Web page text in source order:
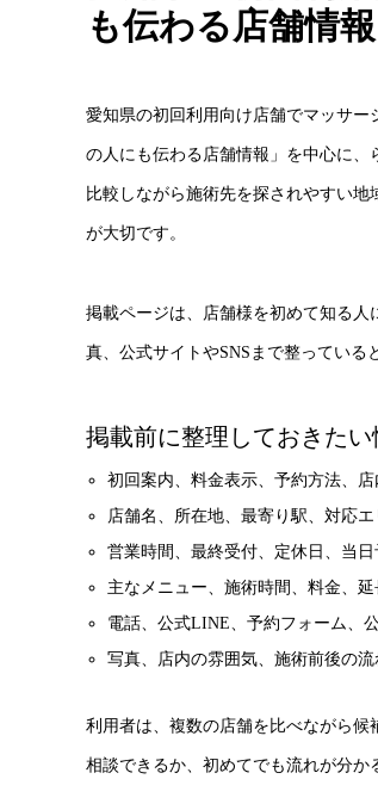
も伝わる店舗情
愛知県の初回利用向け店舗でマッサ
の人にも伝わる店舗情報」を中心に
比較しながら施術先を探されやすい
が大切です。
掲載ページは、店舗様を初めて知る
真、公式サイトやSNSまで整っている
掲載前に整理しておきたい
初回案内、料金表示、予約方法、
店舗名、所在地、最寄り駅、対応エ
営業時間、最終受付、定休日、当
主なメニュー、施術時間、料金、延
電話、公式LINE、予約フォーム、
写真、店内の雰囲気、施術前後の流
利用者は、複数の店舗を比べながら
相談できるか、初めてでも流れが分か